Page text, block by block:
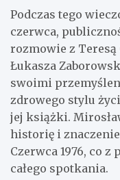
Podczas tego
czerwca,
rozmowie z
Łukasza
swoimi
zdrowego stylu
jej książki.
historię i
Czerwca 1976, co
całego spotkania.